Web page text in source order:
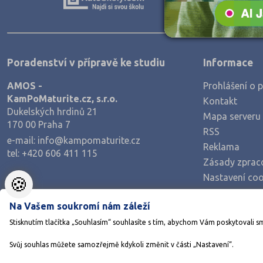
Zemědělské a ekologické
Poradenství v přípravě ke studiu
AMOS -
KamPoMaturite.cz, s.r.o.
Dukelských hrdinů 21
170 00 Praha 7
e-mail: info@kampomaturite.cz
tel: +420 606 411 115
Informace
Prohlášení o
Kontakt
Mapa serveru
RSS
Reklama
Zásady
Nastavení
🍪
Na Vašem soukromí nám záleží
Stisknutím tlačítka „Souhlasím“ souhlasíte s tím, abychom Vám poskytovali
Svůj souhlas můžete samozřejmě kdykoli změnit v části „Nastavení“.